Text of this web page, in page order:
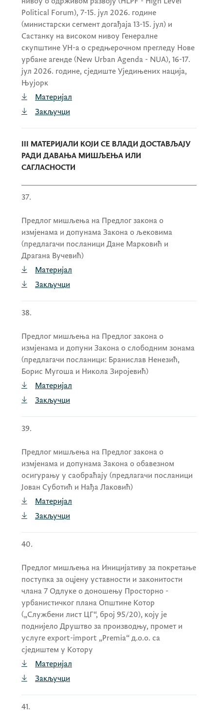
Political Forum), 7-15. јул 2026. године
(министарски сегмент догађаја 13-15. јул) и
Састанку на високом нивоу Генералне
скупштине УН-а о средњерочном прегледу Нове
урбане агенде (New Urban Agenda - NUA), 16-17.
јул 2026. године, сједиште Уједињених нација,
Њујорк
Материјал
Закључци
III МАТЕРИЈАЛИ КОЈИ СЕ ВЛАДИ ДОСТАВЉАЈУ
РАДИ ДАВАЊА МИШЉЕЊА ИЛИ
САГЛАСНОСТИ
37.
Предлог мишљења на Предлог закона о
измјенама и допунама Закона о љековима
(предлагачи посланици Дане Марковић и
Драгана Вучевић)
Материјал
Закључци
38.
Предлог мишљења на Предлог закона о
измјенама и допуни Закона о слободним зонама
(предлагачи посланици: Бранислав Ненезић,
Борис Мугоша и Никола Зиројевић)
Материјал
Закључци
39.
Предлог мишљења на Предлог закона о
измјенама и допунама Закона о обавезном
осигурању у саобраћају (предлагачи посланици
Јован Суботић и Нађа Лаковић)
Материјал
Закључци
40.
Предлог мишљења на Иницијативу за покретање
поступка за оцјену уставности и законитости
члана 7 Одлуке о доношењу Просторно -
урбанистичког плана Општине Котор
(„Службени лист ЦГ“, број 95/20), коју је
поднијело Друштво за производњу, промет и
услуге export-import „Premia“ д.о.о. са
сједиштем у Котору
Материјал
Закључци
41.